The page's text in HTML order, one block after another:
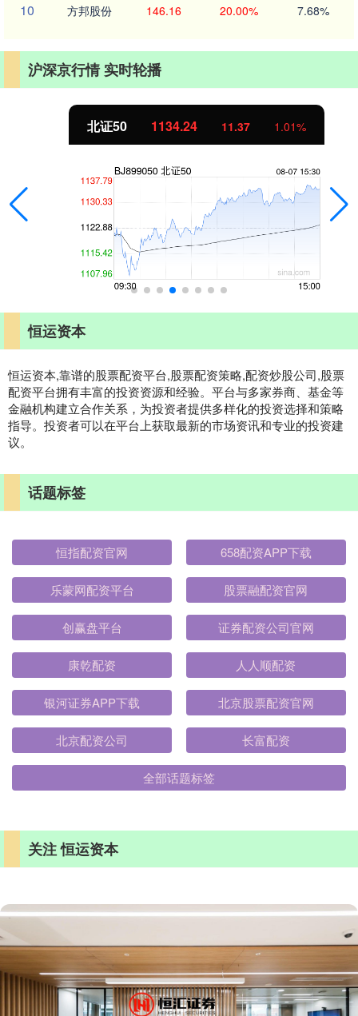
10 方邦股份 146.16 20.00% 7.68%
沪深京行情 实时轮播
北证50 1134.24 11.37 1.01%
恒运资本
恒运资本,靠谱的股票配资平台,股票配资策略,配资炒股公司,股票
配资平台拥有丰富的投资资源和经验。平台与多家券商、基金等
金融机构建立合作关系，为投资者提供多样化的投资选择和策略
指导。投资者可以在平台上获取最新的市场资讯和专业的投资建
议。
话题标签
恒指配资官网 658配资APP下载
乐蒙网配资平台 股票融配资官网
创赢盘平台 证券配资公司官网
康乾配资 人人顺配资
银河证券APP下载 北京股票配资官网
北京配资公司 长富配资
全部话题标签
关注 恒运资本